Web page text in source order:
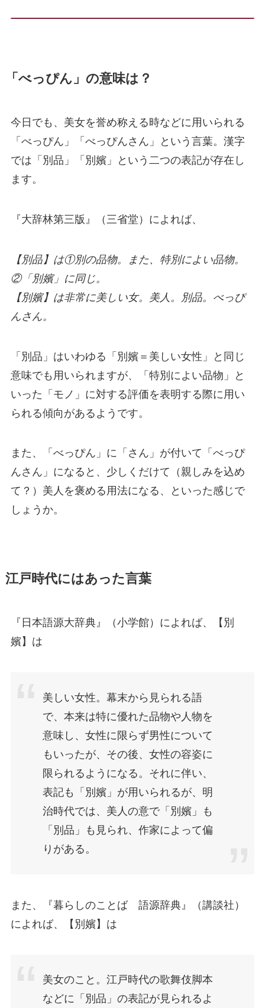
「べっぴん」の意味は？
今日でも、美女を誉め称える時などに用いられる
「べっぴん」「べっぴんさん」という言葉。漢字
では「別品」「別嬪」という二つの表記が存在し
ます。
『大辞林第三版』（三省堂）によれば、
【別品】は①別の品物。また、特別によい品物。
②「別嬪」に同じ。
【別嬪】は非常に美しい女。美人。別品。べっぴ
んさん。
「別品」はいわゆる「別嬪＝美しい女性」と同じ
意味でも用いられますが、「特別によい品物」と
いった「モノ」に対する評価を表明する際に用い
られる傾向があるようです。
また、「べっぴん」に「さん」が付いて「べっぴ
んさん」になると、少しくだけて（親しみを込め
て？）美人を褒める用法になる、といった感じで
しょうか。
江戸時代にはあった言葉
『日本語源大辞典』（小学館）によれば、【別
嬪】は
美しい女性。幕末から見られる語
で、本来は特に優れた品物や人物を
意味し、女性に限らず男性について
もいったが、その後、女性の容姿に
限られるようになる。それに伴い、
表記も「別嬪」が用いられるが、明
治時代では、美人の意で「別嬪」も
「別品」も見られ、作家によって偏
りがある。
また、『暮らしのことば 語源辞典』（講談社）
によれば、【別嬪】は
美女のこと。江戸時代の歌舞伎脚本
などに「別品」の表記が見られるよ